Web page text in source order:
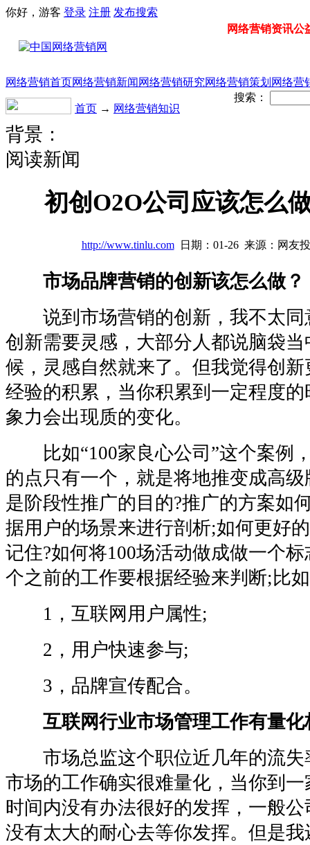
你好，游客 登录 注册 发布搜索
网络营销资讯公
网络营销首页网络营销新闻 网络营销研究网络营销策划 网络营
首页 → 网络营销知识
搜索：
背景：
阅读新闻
初创O2O公司应该怎么
http://www.tinlu.com日期：01-26 来源：网友
市场品牌营销的创新该怎么做？
说到市场营销的创新，我不太同
创新需要灵感，大部分人都说脑袋
候，灵感自然就来了。但我觉得创
经验的积累，当你积累到一定程度
象力会出现质的变化。
比如“100家良心公司”这个案例
的点只有一个，就是将地推变成高
是阶段性推广的目的?推广的方案如
据用户的场景来进行剖析;如何更好
记住?如何将100场活动做成做一个
个之前的工作要根据经验来判断;比
1，互联网用户属性;
2，用户快速参与;
3，品牌宣传配合。
互联网行业市场管理工作有量化
市场总监这个职位近几年的流失
市场的工作确实很难量化，当你到
时间内没有办法很好的发挥，一般
没有太大的耐心去等你发挥。但是